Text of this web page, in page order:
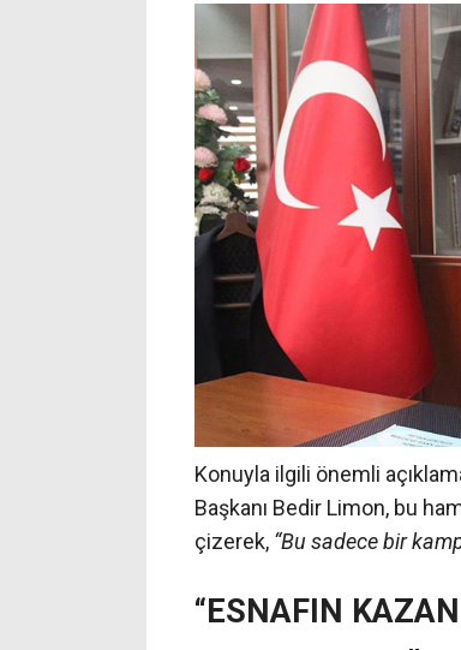
Konuyla ilgili önemli
Başkanı Bedir Limon, bu
çizerek, “Bu sadece bir
“ESNAFIN